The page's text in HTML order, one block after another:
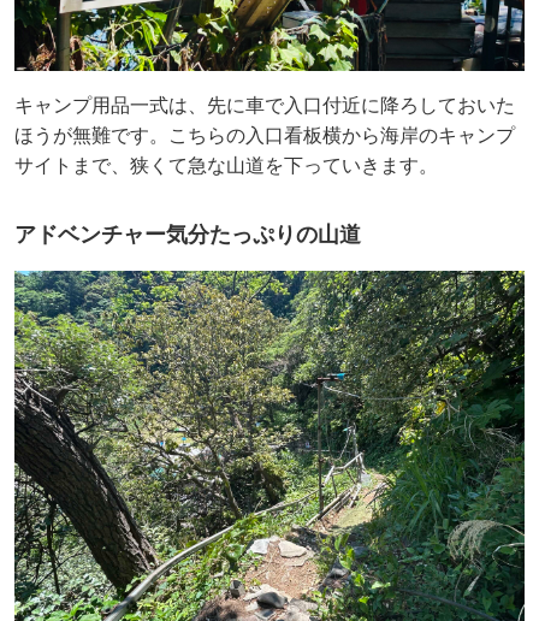
キャンプ用品一式は、先に車で入口付近に降ろしておいた
ほうが無難です。こちらの入口看板横から海岸のキャンプ
サイトまで、狭くて急な山道を下っていきます。
アドベンチャー気分たっぷりの山道